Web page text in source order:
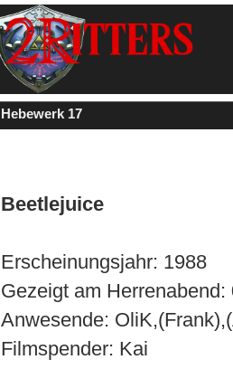
Hebewerk 17
Beetlejuice
Erscheinungsjahr: 1988
Gezeigt am Herrenabend:
Anwesende:
Filmspender: Kai